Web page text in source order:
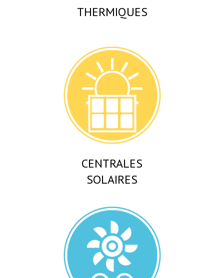
THERMIQUES
CENTRALES
SOLAIRES